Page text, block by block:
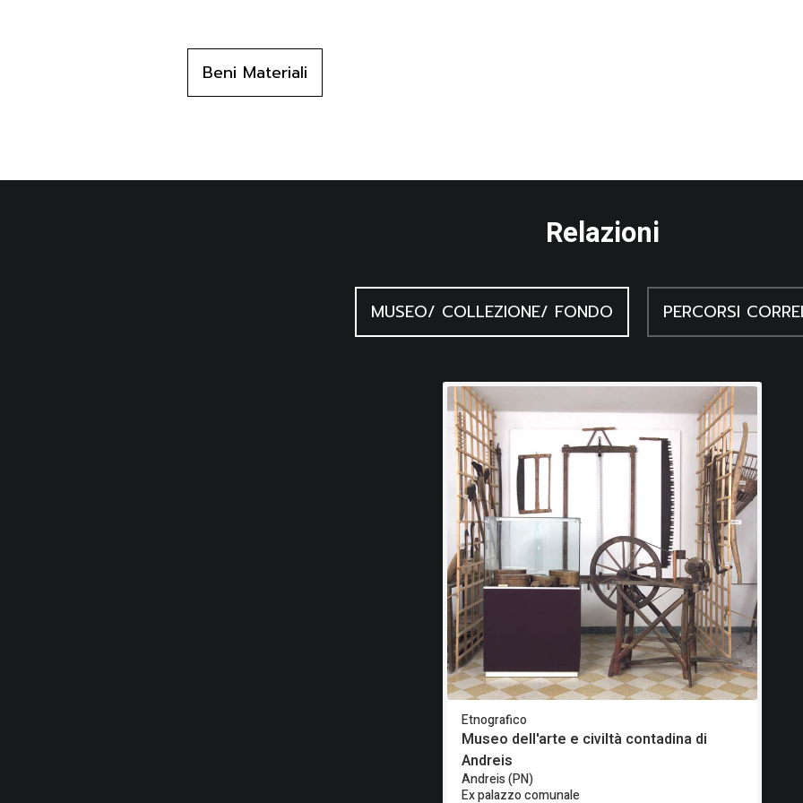
Beni Materiali
Relazioni
MUSEO/ COLLEZIONE/ FONDO PERCORSI
Etnografico
Museo dell'arte e civiltà contadina di
Andreis
Andreis (PN)
Ex palazzo comunale